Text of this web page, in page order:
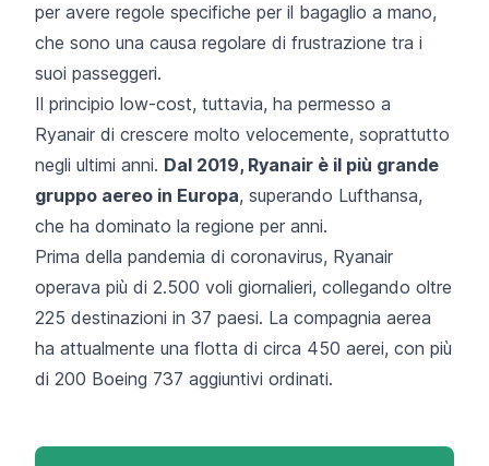
per avere regole specifiche per il bagaglio a mano,
che sono una causa regolare di frustrazione tra i
suoi passeggeri.
Il principio low-cost, tuttavia, ha permesso a
Ryanair di crescere molto velocemente, soprattutto
negli ultimi anni. Dal 2019, Ryanair è il più grande
gruppo aereo in Europa, superando Lufthansa,
che ha dominato la regione per anni.
Prima della pandemia di coronavirus, Ryanair
operava più di 2.500 voli giornalieri, collegando oltre
225 destinazioni in 37 paesi. La compagnia aerea
ha attualmente una flotta di circa 450 aerei, con più
di 200 Boeing 737 aggiuntivi ordinati.